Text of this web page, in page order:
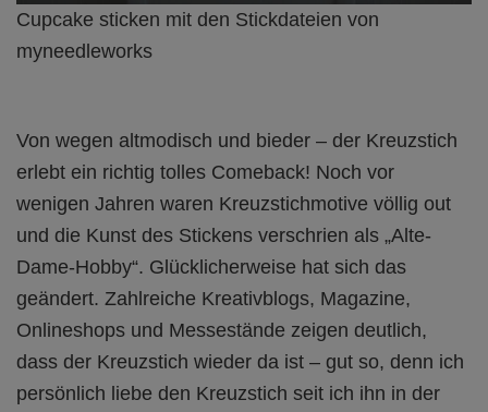
Cupcake sticken mit den Stickdateien von
myneedleworks
Von wegen altmodisch und bieder – der Kreuzstich
erlebt ein richtig tolles Comeback! Noch vor
wenigen Jahren waren Kreuzstichmotive völlig out
und die Kunst des Stickens verschrien als „Alte-
Dame-Hobby“. Glücklicherweise hat sich das
geändert. Zahlreiche Kreativblogs, Magazine,
Onlineshops und Messestände zeigen deutlich,
dass der Kreuzstich wieder da ist – gut so, denn ich
persönlich liebe den Kreuzstich seit ich ihn in der